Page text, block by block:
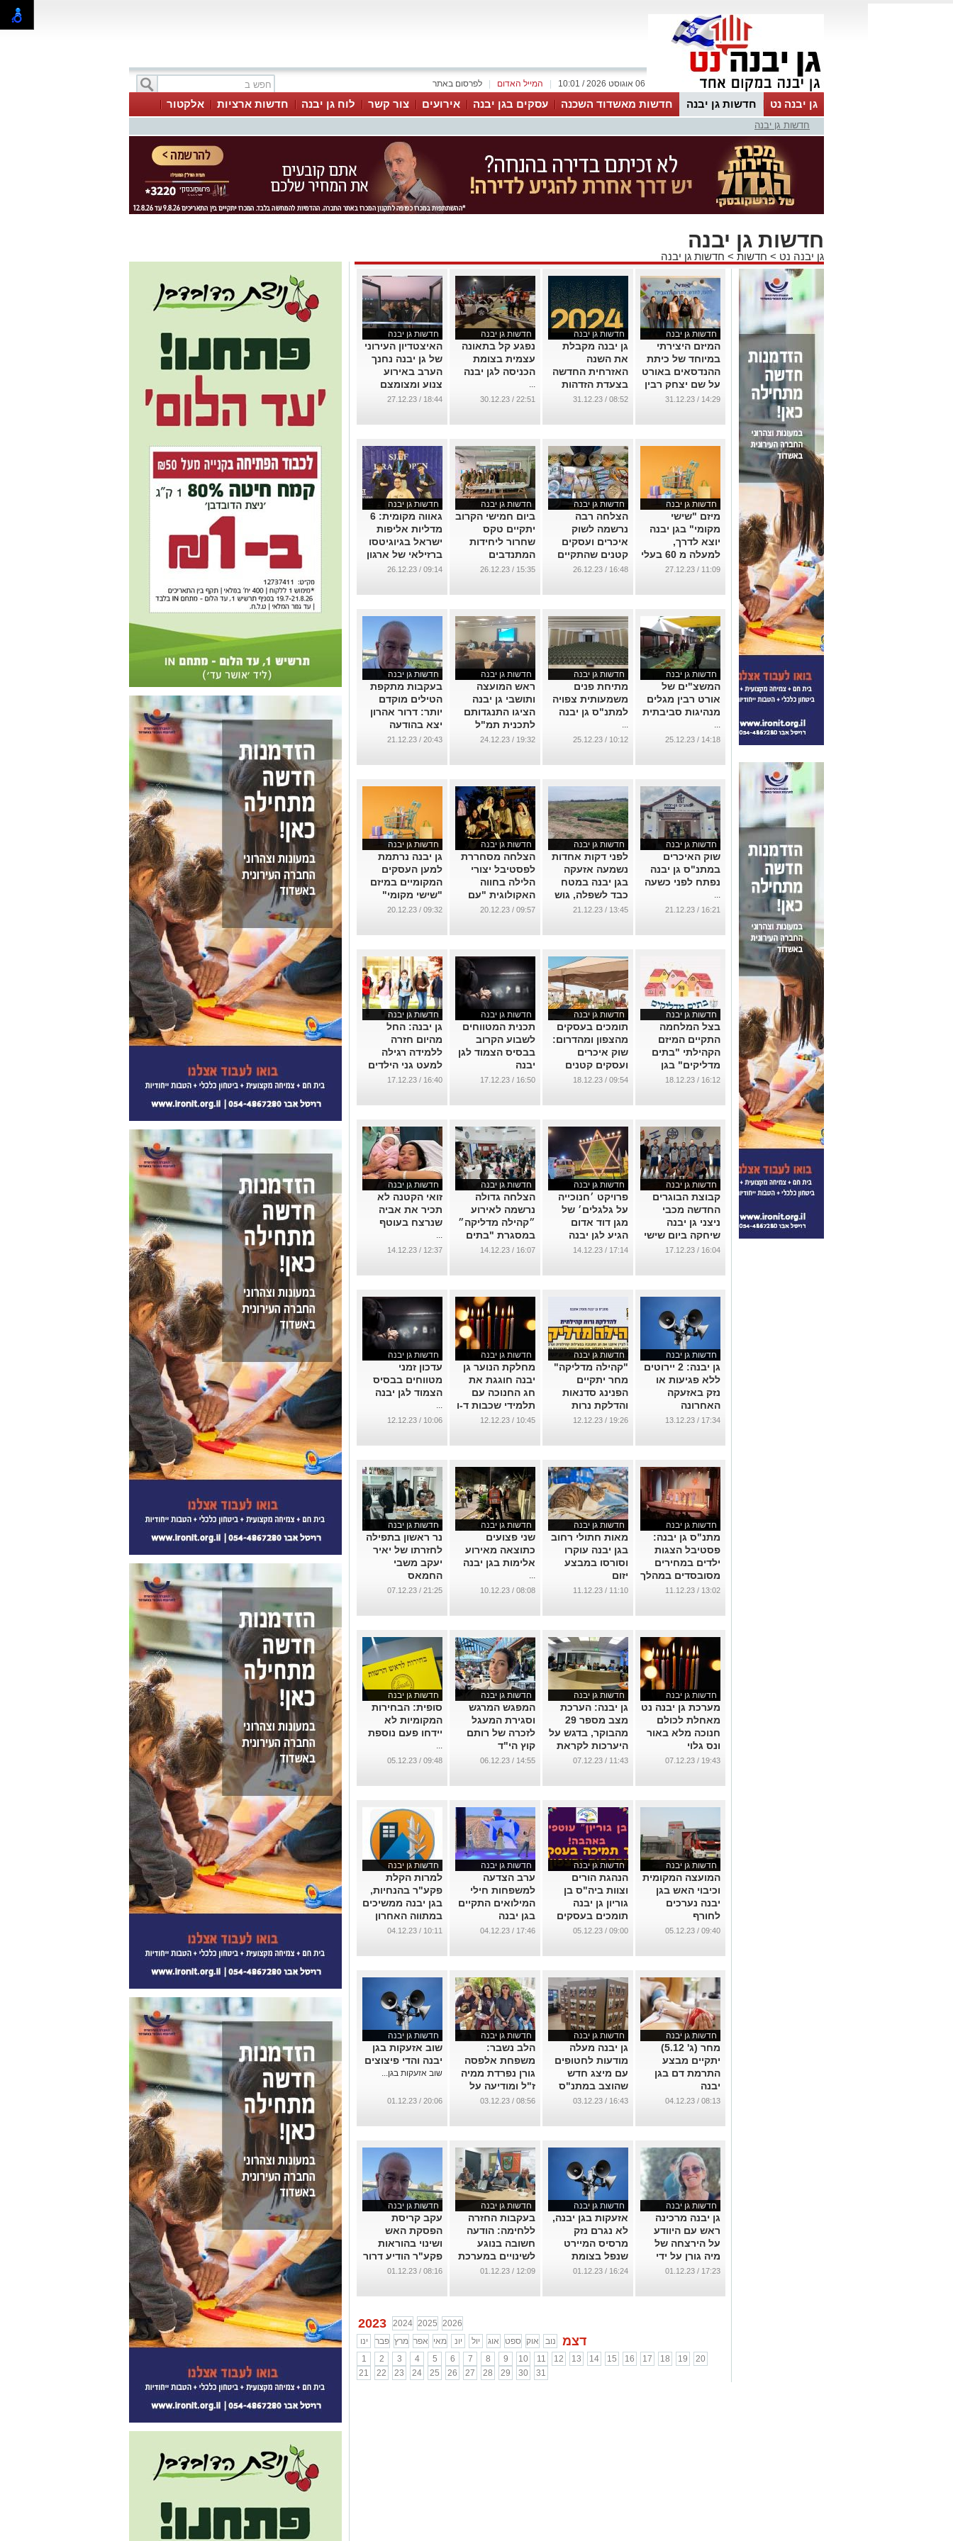
לפרסום באתר המייל האדום 06 אוגוסט 2026 / 10:01
גן יבנה נט חדשות גן יבנה חדשות מאשדוד השכנה עסקים בגן יבנה אירועים צור קשר לוח גן יבנה חדשות ארציות
אלקטור
MyKehila
חדשות גן יבנה
חדשות גן יבנה
גן יבנה נט > חדשות > חדשות גן יבנה
חדשות גן יבנה
המיזם היצירתי
במיוחד של כיתת
ההנדסאים באורט
על שם יצחק רבין
גן יבנה
14:29 / 31.12.23
חדשות גן יבנה
גן יבנה מקבלת
את השנה
האזרחית החדשה
בצעדת הזדהות
עם החטופים
...
08:52 / 31.12.23
חדשות גן יבנה
נפגע קל בתאונה
עצמית בצומת
הכניסה לגן יבנה
...
22:51 / 30.12.23
חדשות גן יבנה
האיצטדיון העירוני
של גן יבנה נחנך
הערב באירוע
צנוע ומצומצם
(וידאו)
18:44 / 27.12.23
חדשות גן יבנה
מיזם "שישי
מקומי" בגן יבנה
יוצא לדרך,
למעלה מ 60 בעלי
עסקים מקומיים
...
11:09 / 27.12.23
חדשות גן יבנה
הצלחה רבה
נרשמה לשוק
איכרים ועסקים
קטנים שהתקיים
ביום חמישי
...
16:48 / 26.12.23
חדשות גן יבנה
ביום חמישי הקרוב
יתקיים טקס
שחרור ליחידות
המתנדבים
ביישובים
15:35 / 26.12.23
חדשות גן יבנה
גאווה מקומית: 6
מדליות אליפות
ישראל בגיוגיטסו
ברזילאי של ארגון
SJJIF לנציגי גן
...
09:14 / 26.12.23
חדשות גן יבנה
המשצ"ים של
אורט רבין מגלים
מנהיגות סביבתית
...
14:18 / 25.12.23
חדשות גן יבנה
מתיחת פנים
משמעותית צפויה
למתנ"ס גן יבנה
...
10:12 / 25.12.23
חדשות גן יבנה
ראש המועצה
ותושבי גן יבנה
הציגו התנגדותם
לתכנית תמ"ל
1114 לבנייה רוויה
מול אנשי מנהל
...
19:32 / 24.12.23
חדשות גן יבנה
בעקבות מתקפת
הטילים מוקדם
יותר: דרור אהרון
יצא בהודעה
חשובה לתושבים
...
20:43 / 21.12.23
חדשות גן יבנה
שוק האיכרים
במתנ"ס גן יבנה
נפתח לפני כשעה
...
16:21 / 21.12.23
חדשות גן יבנה
לפני דקות אחדות
נשמעה אזעקה
בגן יבנה במטח
כבד לשפלה, גוש
דן והשרון. רסיסים
באזור הדרים
...
13:45 / 21.12.23
חדשות גן יבנה
הצלחה מסחררת
לפסטיבל יצורי
הלילה בחווה
האקולוגית "עם
הטבע" שהתקיים
...
09:57 / 20.12.23
חדשות גן יבנה
גן יבנה נרתמת
למען העסקים
המקומיים במיזם
"שישי מקומי"
...
09:32 / 20.12.23
חדשות גן יבנה
בצל המלחמה
התקיים המיזם
הקהילתי "בתים
מדליקים" בגן
יבנה
16:12 / 18.12.23
חדשות גן יבנה
תומכים בעסקים
מהצפון ומהדרום:
שוק איכרים
ועסקים קטנים
יתקיים ביום
יבנה
09:54 / 18.12.23
חדשות גן יבנה
תכנית המטווחים
לשבוע הקרוב
בבסיס הצמוד לגן
יבנה
...
16:50 / 17.12.23
חדשות גן יבנה
גן יבנה: החל
מהיום חזרה
ללמידה רגילה
למעט גני הילדים
ומעונות היום
16:40 / 17.12.23
חדשות גן יבנה
קבוצת הבוגרים
החדשה מכבי
ניצני גן יבנה
שיחקה ביום שישי
את משחקה
...
16:04 / 17.12.23
חדשות גן יבנה
פרויקט ׳חנוכייה
על גלגלים׳ של
מגן דוד אדום
הגיע לגן יבנה
להדלקת נר שישי
17:14 / 14.12.23
חדשות גן יבנה
הצלחה גדולה
נרשמה לאירוע
״קהילה מדליקה״
במסגרת "בתים
מדליקים" של
...
16:07 / 14.12.23
חדשות גן יבנה
זואי הקטנה לא
תכיר את אביה
שנרצח בעוטף
...
12:37 / 14.12.23
חדשות גן יבנה
גן יבנה: 2 יירוטים
ללא פגיעות או
נזק באזעקה
האחרונה
...
17:34 / 13.12.23
חדשות גן יבנה
"קהילה מדליקה"
מחר יתקיים
הפנינג סדנאות
והדלקת נרות
קהילתית במתנ"ס
...
19:26 / 12.12.23
חדשות גן יבנה
מחלקת הנוער גן
יבנה חוגגת את
חג החנוכה עם
תלמידי שכבות ד-ו
במועדון הנקודה
10:45 / 12.12.23
חדשות גן יבנה
עדכון זמני
מטווחים בבסיס
הצמוד לגן יבנה
...
10:06 / 12.12.23
חדשות גן יבנה
מתנ"ס גן יבנה:
פסטיבל הצגות
ילדים במחירים
מסובסדים במהלך
החג
13:02 / 11.12.23
חדשות גן יבנה
מאות חתולי רחוב
בגן יבנה עוקרו
וסורסו במבצע
יזום
...
11:10 / 11.12.23
חדשות גן יבנה
שני פצועים
כתוצאה מאירוע
אלימות בגן יבנה
...
08:08 / 10.12.23
חדשות גן יבנה
נר ראשון בתפילה
לחזרתו של יאיר
יעקב משבי
החמאס
...
21:25 / 07.12.23
חדשות גן יבנה
מערכת גן יבנה נט
מאחלת לכולם
חנוכה מלא באור
ונס גלוי
...
19:43 / 07.12.23
חדשות גן יבנה
גן יבנה: הערכת
מצב מספר 29
מהבוקר, בדגש על
היערכות לקראת
חג החנוכה
החינוך לקראת
...
11:43 / 07.12.23
חדשות גן יבנה
המפגש המרגש
וסגירת המעגל
לזכרה של רותם
קוץ הי"ד
...
14:55 / 06.12.23
חדשות גן יבנה
סופית: הבחירות
המקומיות לא
יידחו פעם נוספת
...
09:48 / 05.12.23
חדשות גן יבנה
המועצה המקומית
וכיבוי האש בגן
יבנה נערכים
לחורף
...
09:40 / 05.12.23
חדשות גן יבנה
הנהגת הורים
וצוות ביה"ס בן
גוריון גן יבנה
תומכים בעסקים
במיזם מרגש
09:00 / 05.12.23
חדשות גן יבנה
ערב הצדעה
למשפחות חילי
המילואים התקיים
בגן יבנה
...
17:46 / 04.12.23
חדשות גן יבנה
למרות הקלת
פקע"ר בהנחיות,
בגן יבנה ממשיכים
במתווה האחרון
שנקבע - ללא
...
10:11 / 04.12.23
חדשות גן יבנה
מחר (ג' 5.12)
יתקיים מבצע
התרמת דם בגן
יבנה
...
08:13 / 04.12.23
חדשות גן יבנה
גן יבנה מעלה
מודעות לחטופים
עם מיצג חדש
שהוצב במתנ"ס
היישוב (וידאו)
16:43 / 03.12.23
חדשות גן יבנה
הלב נשבר:
משפחת אלפסה
גורן נפרדת ממיה
ז"ל ומודיעה על
פרטי השבעה
08:56 / 03.12.23
חדשות גן יבנה
שוב אזעקות בגן
יבנה והדי פיצוצים
שוב אזעקות בגן...
20:06 / 01.12.23
חדשות גן יבנה
גן יבנה מרכינה
ראש עם היוודע
על הירצחה של
מיה גורן על ידי
בני העוולה
17:23 / 01.12.23
חדשות גן יבנה
אזעקות בגן יבנה,
לא נגרם נזק
מרסיס המיירט
שנפל בצומת
הכניסה ליישוב
16:24 / 01.12.23
חדשות גן יבנה
בעקבות החזרה
ללחימה: הודעה
חשובה בנוגע
לשינויים במערכת
החינוך בגן יבנה
12:09 / 01.12.23
חדשות גן יבנה
עקב קריסת
הפסקת האש
ושינוי בהוראות
פקע"ר הודיע דרור
אהרון "הלימודים
רק במוסדות
...
08:16 / 01.12.23
2023 2024 2025 2026
ינו
פבר מרץ אפר מאי יונ יול אוג ספט אוק נוב דצמ
1 2 3 4 5 6 7 8 9 10 11 12 13 14 15 16 17 18 19
20
21
22 23 24 25 26 27 28 29 30 31